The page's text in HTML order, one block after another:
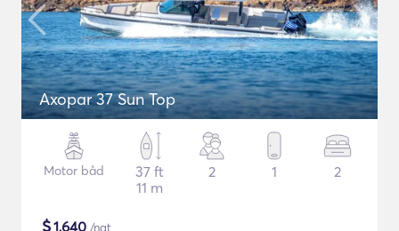
Axopar 37 Sun Top
Motor båd
37 ft
11 m
2 1 2
$1,640 /nat